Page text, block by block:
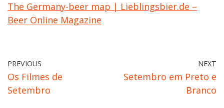
The Germany-beer map | Lieblingsbier.de –
Beer Online Magazine
PREVIOUS
Os Filmes de
Setembro
NEXT
Setembro em Preto e
Branco